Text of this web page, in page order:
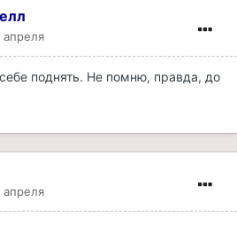
апреля
поднять. Не помню, правда, до
апреля